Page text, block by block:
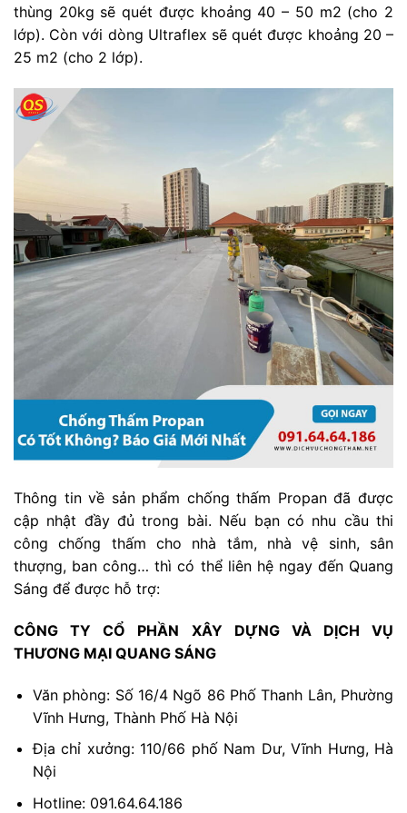
thùng 20kg sẽ quét được khoảng 40 – 50 m2 (cho 2
lớp). Còn với dòng Ultraflex sẽ quét được khoảng 20 –
25 m2 (cho 2 lớp).
Thông tin về sản phẩm chống thấm Propan đã được
cập nhật đầy đủ trong bài. Nếu bạn có nhu cầu thi
công chống thấm cho nhà tắm, nhà vệ sinh, sân
thượng, ban công… thì có thể liên hệ ngay đến Quang
Sáng để được hỗ trợ:
CÔNG TY CỔ PHẦN XÂY DỰNG VÀ DỊCH VỤ
THƯƠNG MẠI QUANG SÁNG
Văn phòng: Số 16/4 Ngõ 86 Phố Thanh Lân, Phường
Vĩnh Hưng, Thành Phố Hà Nội
Địa chỉ xưởng: 110/66 phố Nam Dư, Vĩnh Hưng, Hà
Nội
Hotline: 091.64.64.186